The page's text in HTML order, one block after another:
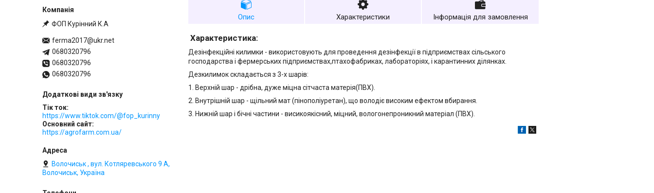
Опис Характеристики Інформація для замовлення
Характеристика:
Дезінфекційні килимки - використовують для проведення дезінфекції в підприємствах сільського
господарства і фермерських підприємствах,птахофабриках, лабораторіях, і карантинних ділянках.
Дезкилимок складається з 3-х шарів:
1. Верхній шар - дрібна, дуже міцна сітчаста матерія(ПВХ).
2. Внутрішній шар - щільний мат (пінополіуретан), що володіє високим ефектом вбирання.
3. Нижній шар і бічні частини - висикоякісний, міцний, вологонепроникний матеріал (ПВХ).
ФОП Курінний К.А
ferma2017@ukr.net
0680320796
0680320796
0680320796
Тік ток
https://www.tiktok.com/@fop_kurinny
Основний сайт
https://agrofarm.com.ua/
Волочиськ , вул. Котляревського 9 А,
Волочиськ, Україна